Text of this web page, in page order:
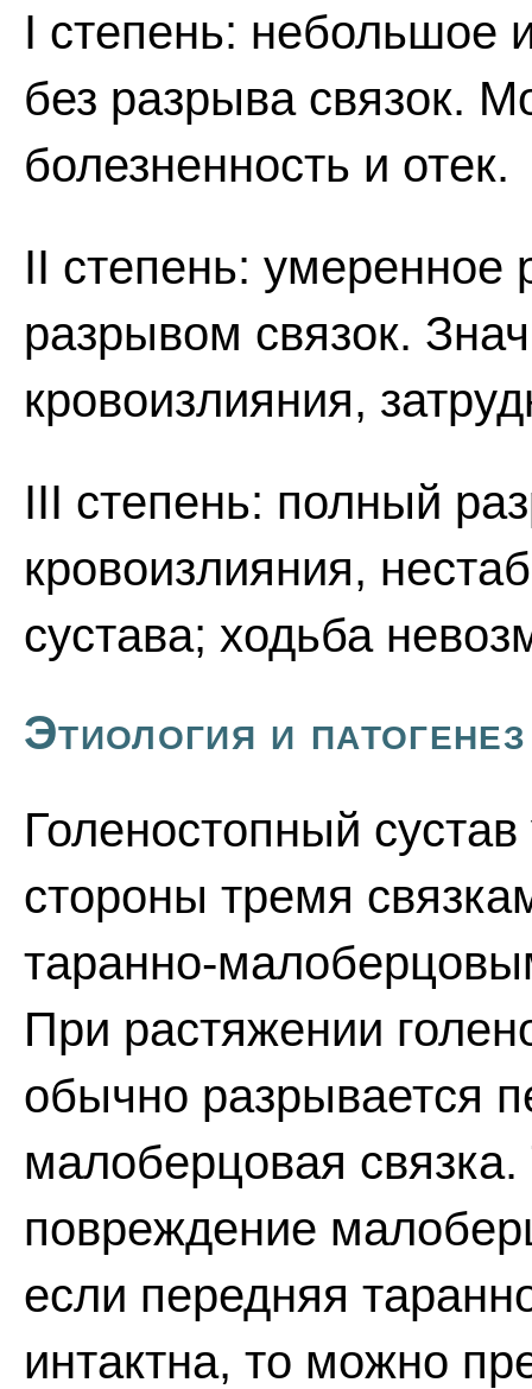
I степень: небольшое
без разрыва связок.
болезненность и отек.
II степень: умеренное
разрывом связок.
кровоизлияния,
III степень: полный
кровоизлияния,
сустава; ходьба
Этиология и патогенез
Голеностопный
стороны тремя
таранно-
При растяжении
обычно разрывается
малоберцовая
повреждение
если передняя
интактна, то можно